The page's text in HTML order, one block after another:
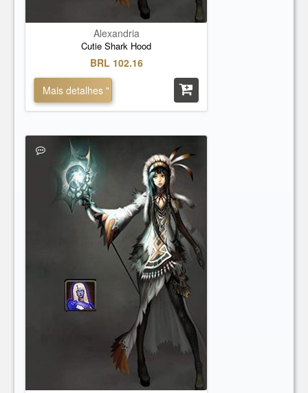
Alexandria
Cutie Shark Hood
BRL 102.16
Mais detalhes "